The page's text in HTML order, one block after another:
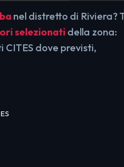
nel distretto di Riviera?
selezionatidella zona:
dove previsti,